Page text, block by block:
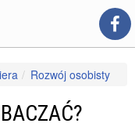
Rozwój osobisty